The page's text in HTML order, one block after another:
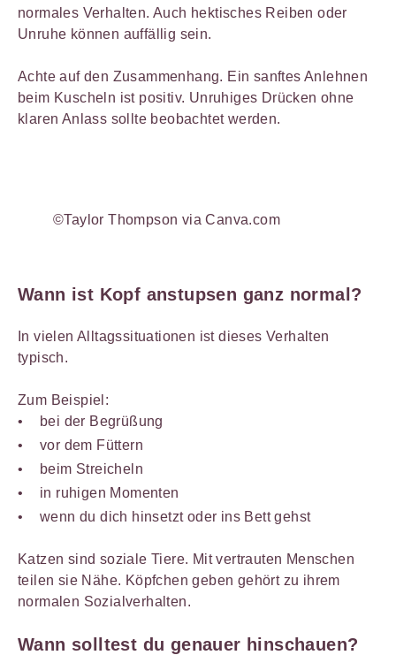
normales Verhalten. Auch hektisches Reiben oder
Unruhe können auffällig sein.
Achte auf den Zusammenhang. Ein sanftes Anlehnen
beim Kuscheln ist positiv. Unruhiges Drücken ohne
klaren Anlass sollte beobachtet werden.
©Taylor Thompson via Canva.com
Wann ist Kopf anstupsen ganz normal?
In vielen Alltagssituationen ist dieses Verhalten
typisch.
Zum Beispiel:
bei der Begrüßung
vor dem Füttern
beim Streicheln
in ruhigen Momenten
wenn du dich hinsetzt oder ins Bett gehst
Katzen sind soziale Tiere. Mit vertrauten Menschen
teilen sie Nähe. Köpfchen geben gehört zu ihrem
normalen Sozialverhalten.
Wann solltest du genauer hinschauen?